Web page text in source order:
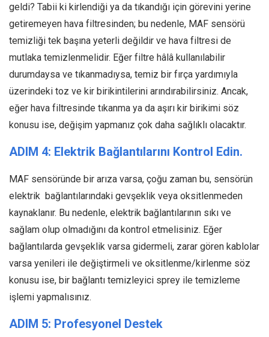
geldi? Tabii ki kirlendiği ya da tıkandığı için görevini yerine
getiremeyen hava filtresinden; bu nedenle, MAF sensörü
temizliği tek başına yeterli değildir ve hava filtresi de
mutlaka temizlenmelidir. Eğer filtre hâlâ kullanılabilir
durumdaysa ve tıkanmadıysa, temiz bir fırça yardımıyla
üzerindeki toz ve kir birikintilerini arındırabilirsiniz. Ancak,
eğer hava filtresinde tıkanma ya da aşırı kir birikimi söz
konusu ise, değişim yapmanız çok daha sağlıklı olacaktır.
ADIM 4: Elektrik Bağlantılarını Kontrol Edin.
MAF sensöründe bir arıza varsa, çoğu zaman bu, sensörün
elektrik bağlantılarındaki gevşeklik veya oksitlenmeden
kaynaklanır. Bu nedenle, elektrik bağlantılarının sıkı ve
sağlam olup olmadığını da kontrol etmelisiniz. Eğer
bağlantılarda gevşeklik varsa gidermeli, zarar gören kablolar
varsa yenileri ile değiştirmeli ve oksitlenme/kirlenme söz
konusu ise, bir bağlantı temizleyici sprey ile temizleme
işlemi yapmalısınız.
ADIM 5: Profesyonel Destek